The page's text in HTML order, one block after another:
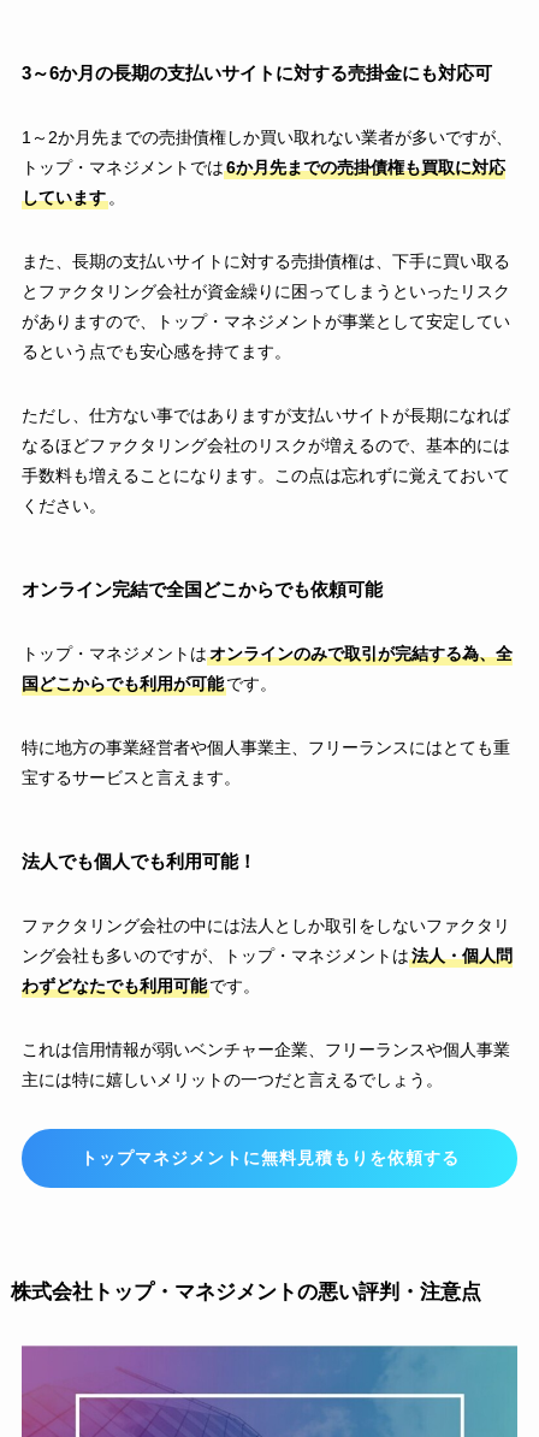
3～6か月の長期の支払いサイトに対する売掛金にも対応可
1～2か月先までの売掛債権しか買い取れない業者が多いですが、
トップ・マネジメントでは6か月先までの売掛債権も買取に対応
しています。
また、長期の支払いサイトに対する売掛債権は、下手に買い取る
とファクタリング会社が資金繰りに困ってしまうといったリスク
がありますので、トップ・マネジメントが事業として安定してい
るという点でも安心感を持てます。
ただし、仕方ない事ではありますが支払いサイトが長期になれば
なるほどファクタリング会社のリスクが増えるので、基本的には
手数料も増えることになります。この点は忘れずに覚えておいて
ください。
オンライン完結で全国どこからでも依頼可能
トップ・マネジメントはオンラインのみで取引が完結する為、全
国どこからでも利用が可能です。
特に地方の事業経営者や個人事業主、フリーランスにはとても重
宝するサービスと言えます。
法人でも個人でも利用可能！
ファクタリング会社の中には法人としか取引をしないファクタリ
ング会社も多いのですが、トップ・マネジメントは法人・個人問
わずどなたでも利用可能です。
これは信用情報が弱いベンチャー企業、フリーランスや個人事業
主には特に嬉しいメリットの一つだと言えるでしょう。
トップマネジメントに無料見積もりを依頼する
株式会社トップ・マネジメントの悪い評判・注意点